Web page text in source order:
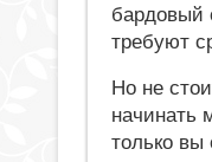
бардовый
требуют
Но не
начинать
только вы